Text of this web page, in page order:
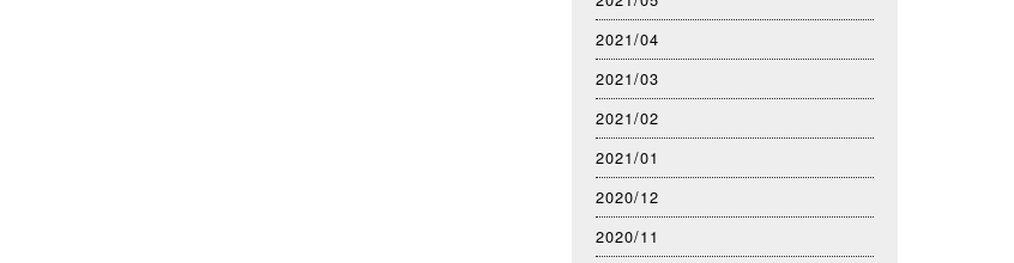
2021/04
2021/03
2021/02
2021/01
2020/12
2020/11